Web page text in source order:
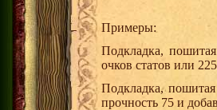
Примеры:
Подкладка,
очков статов или
Подкладка,
прочность 75 и